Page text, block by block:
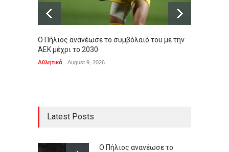
Ο Πήλιος ανανέωσε το συμβόλαιό του με την
ΑΕΚ μέχρι το 2030
Αθλητικά August 9, 2026
Latest Posts
Ο Πήλιος ανανέωσε το